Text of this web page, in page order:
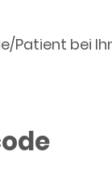
Patient bei